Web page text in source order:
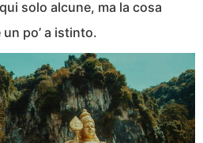
solo alcune, ma la cosa
po’ a istinto.